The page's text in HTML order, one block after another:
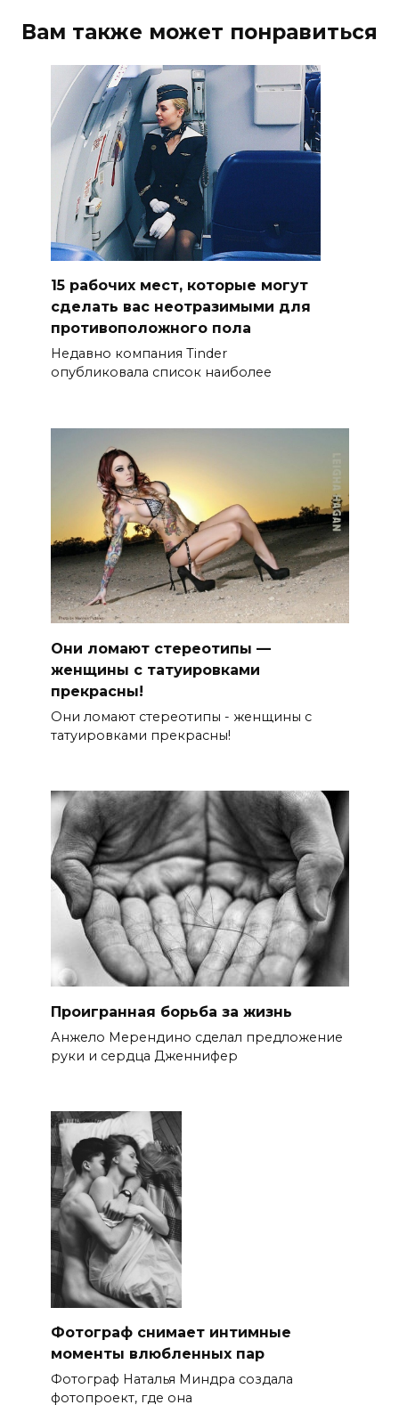
Вам также может понравиться
15 рабочих мест, которые могут
сделать вас неотразимыми для
противоположного пола
Недавно компания Tinder
опубликовала список наиболее
Они ломают стереотипы —
женщины с татуировками
прекрасны!
Они ломают стереотипы - женщины с
татуировками прекрасны!
Проигранная борьба за жизнь
Анжело Мерендино сделал предложение
руки и сердца Дженнифер
Фотограф снимает интимные
моменты влюбленных пар
Фотограф Наталья Миндра создала
фотопроект, где она